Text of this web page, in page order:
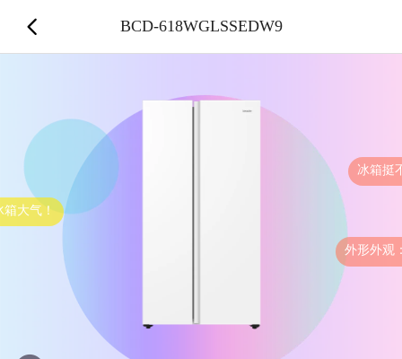
冰箱挺不错的！配送师傅也
外形外观：挺漂亮的 制冷效
BCD-618WGLSSEDW9